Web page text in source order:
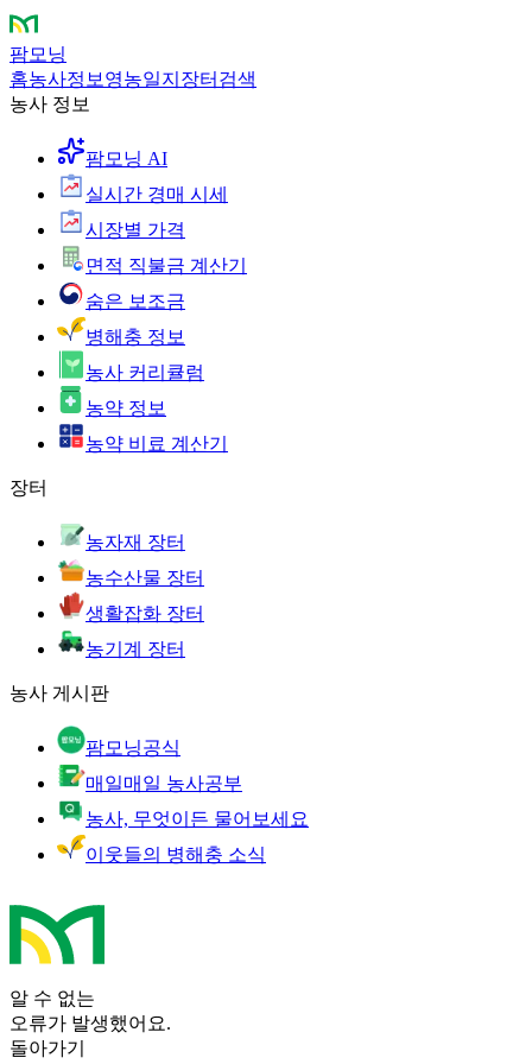
팜모닝
홈농사정보 영농일지 장터 검색
농사 정보
팜모닝 AI
실시간 경매 시세
시장별 가격
면적 직불금 계산기
숨은 보조금
병해충 정보
농사 커리큘럼
농약 정보
농약 비료 계산기
장터
농자재 장터
농수산물 장터
생활잡화 장터
농기계 장터
농사 게시판
팜모닝공식
매일매일 농사공부
농사, 무엇이든 물어보세요
이웃들의 병해충 소식
알 수 없는
오류가 발생했어요.
돌아가기